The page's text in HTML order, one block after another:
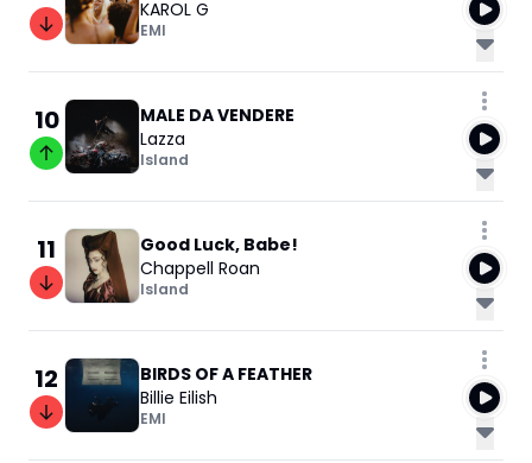
KAROL G
EMI
10
MALE DA VENDERE
Lazza
Island
11
Good Luck, Babe!
Chappell Roan
Island
12
BIRDS OF A FEATHER
Billie Eilish
EMI